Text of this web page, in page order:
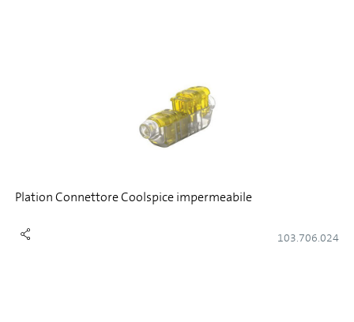
Plation Connettore Coolspice impermeabile
103.706.024